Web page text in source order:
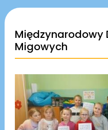
Międzynarodowy
Migowych